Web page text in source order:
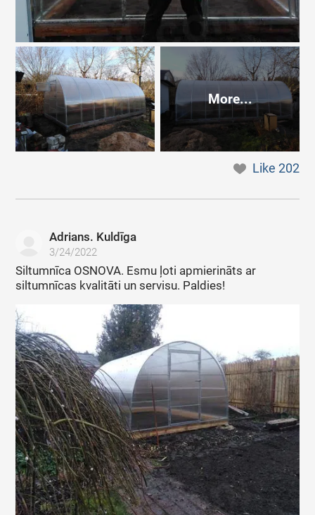
More...
Like202
Adrians. Kuldīga
3/24/2022
Siltumnīca OSNOVA. Esmu ļoti apmierināts ar
siltumnīcas kvalitāti un servisu. Paldies!